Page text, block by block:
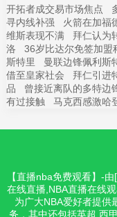
开拓者成交易市场焦点
寻内线补强
火箭在加福
维斯表现不满
拜仁认为
洛
36岁比达尔免签加盟
斯特里
曼联边锋佩利斯
借至皇家社会
拜仁引进
品
曾接近离队的多特边
有过接触
马克西感激哈
【直播nba免费观看】-
在线直播,NBA直播在线
为广大NBA爱好者提供
务，其中还包括英超,西